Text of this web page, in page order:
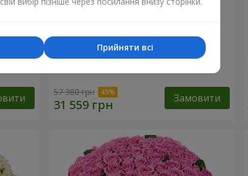
57 380 грн Замовити
Прийняти всі